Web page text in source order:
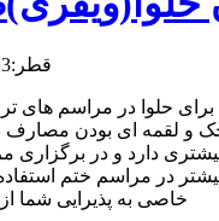
قطر:3سانتی متر
برای حلوا در مراسم های
و لقمه ای بودن مصارف
دارد و در برگزاری
در مراسم ختم
خاصی به پذیرایی شما